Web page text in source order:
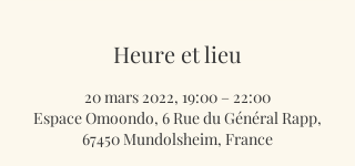
Heure et lieu
20 mars 2022, 19:00 – 22:00
Espace Omoondo, 6 Rue du Général Rapp,
67450 Mundolsheim, France